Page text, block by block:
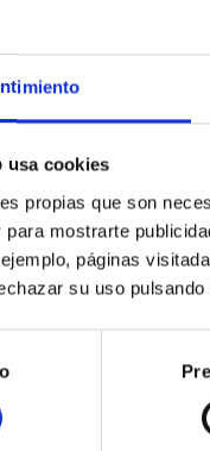
usa cookies
propias que son
mostrarte
páginas
su uso